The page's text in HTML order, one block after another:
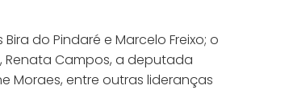
do Pindaré e Marcelo Freixo; o
Renata Campos, a deputada
Moraes, entre outras lideranças